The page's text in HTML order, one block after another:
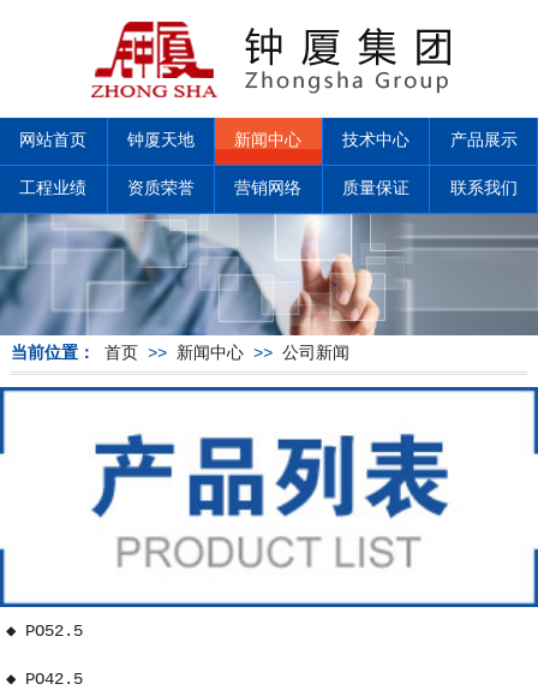
网站首页 钟厦天地 新闻中心 技术中心 产品展示
工程业绩 资质荣誉 营销网络 质量保证 联系我们
当前位置： 首页 >> 新闻中心>> 公司新闻
◆ PO52.5
◆ PO42.5